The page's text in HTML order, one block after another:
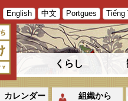
English 中文 Portgues Tiếng
くらし
カレンダー
組織から